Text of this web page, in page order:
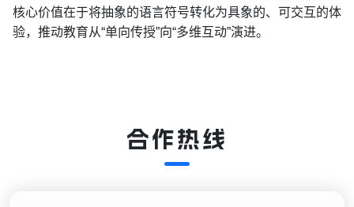
核心价值在于将抽象的语言符号转化为具象的、可交互的体
验，推动教育从“单向传授”向“多维互动”演进。
合作热线